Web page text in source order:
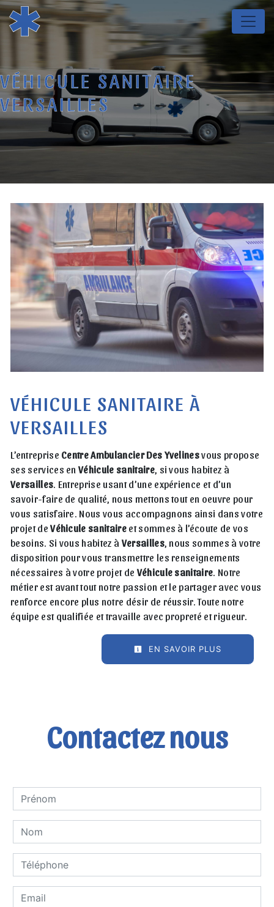
Panneau de gestion des cookies
VÉHICULE SANITAIRE
VERSAILLES
VÉHICULE SANITAIRE À
VERSAILLES
L’entreprise Centre Ambulancier Des Yvelinesvous propose
ses services enVéhicule sanitaire, si vous habitez à
Versailles. Entreprise usant d’une expérience et d’un
savoir-faire de qualité, nous mettons tout en oeuvre pour
vous satisfaire. Nous vous accompagnons ainsi dans votre
projet deVéhicule sanitaireet sommes à l’écoute de vos
besoins. Si vous habitez à Versailles, nous sommes à votre
disposition pour vous transmettre les renseignements
nécessaires à votre projet de Véhicule sanitaire. Notre
métier est avant tout notre passion et le partager avec vous
renforce encore plus notre désir de réussir. Toute notre
équipe est qualifiée et travaille avec propreté et rigueur.
EN SAVOIR PLUS
Contactez nous